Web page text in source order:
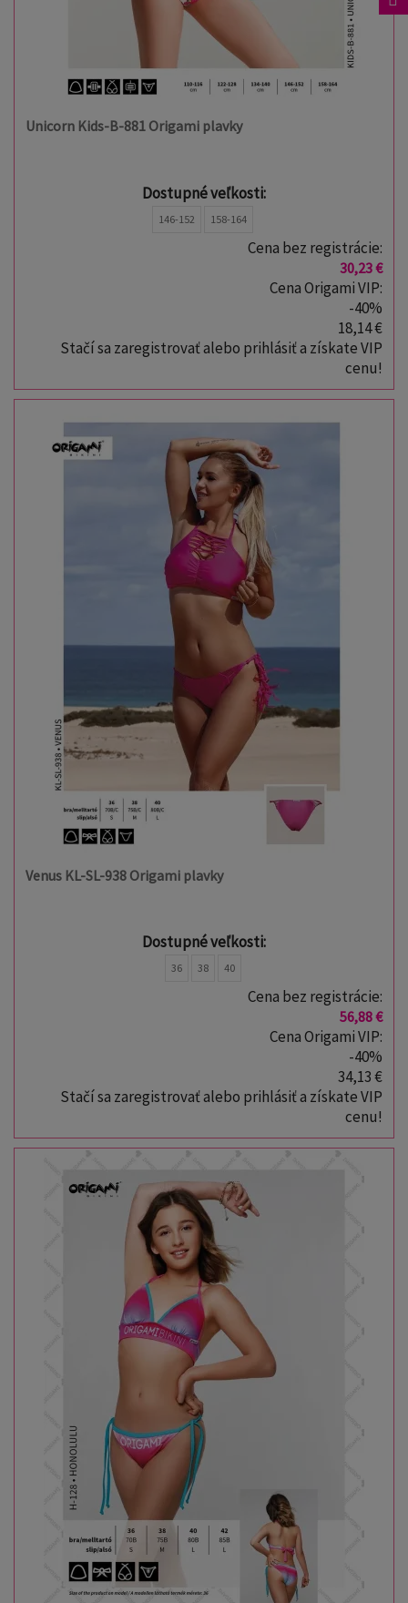
Unicorn Kids-B-881 Origami plavky
Dostupné veľkosti:
146-152 158-164
Cena bez registrácie:
30,23 €
Cena Origami VIP:
-40%
18,14 €
Stačí sa zaregistrovať alebo prihlásiť a získate VIP
cenu!
Venus KL-SL-938 Origami plavky
Dostupné veľkosti:
36 38 40
Cena bez registrácie:
56,88 €
Cena Origami VIP:
-40%
34,13 €
Stačí sa zaregistrovať alebo prihlásiť a získate VIP
cenu!